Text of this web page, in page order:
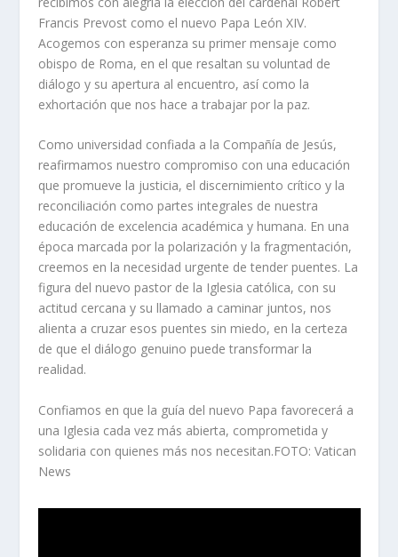
Francis Prevost como el nuevo Papa León XIV.
Acogemos con esperanza su primer mensaje como
obispo de Roma, en el que resaltan su voluntad de
diálogo y su apertura al encuentro, así como la
exhortación que nos hace a trabajar por la paz.
Como universidad confiada a la Compañía de Jesús,
reafirmamos nuestro compromiso con una educación
que promueve la justicia, el discernimiento crítico y la
reconciliación como partes integrales de nuestra
educación de excelencia académica y humana. En una
época marcada por la polarización y la fragmentación,
creemos en la necesidad urgente de tender puentes. La
figura del nuevo pastor de la Iglesia católica, con su
actitud cercana y su llamado a caminar juntos, nos
alienta a cruzar esos puentes sin miedo, en la certeza
de que el diálogo genuino puede transformar la
realidad.
Confiamos en que la guía del nuevo Papa favorecerá a
una Iglesia cada vez más abierta, comprometida y
solidaria con quienes más nos necesitan.FOTO: Vatican
News